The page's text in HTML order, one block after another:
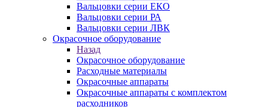
Вальцовки серии ЕКО
Вальцовки серии РА
Вальцовки серии ЛВК
Окрасочное оборудование
Назад
Окрасочное оборудование
Расходные материалы
Окрасочные аппараты
Окрасочные аппараты с комплектом
расходников